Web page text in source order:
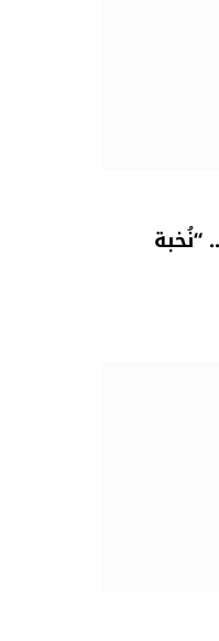
“نُخبة